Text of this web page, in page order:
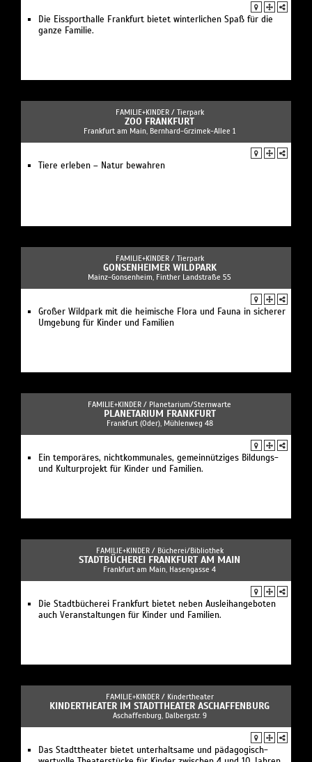
Die Eissporthalle Frankfurt bietet winterlichen Spaß für die
ganze Familie.
FAMILIE+KINDER / Tierpark
ZOO FRANKFURT
Frankfurt am Main, Bernhard-Grzimek-Allee 1
Tiere erleben – Natur bewahren
FAMILIE+KINDER / Tierpark
GONSENHEIMER WILDPARK
Mainz-Gonsenheim, Finther Landstraße 55
Großer Wildpark mit die heimische Flora und Fauna in sicherer
Umgebung für Kinder und Familien
FAMILIE+KINDER / Planetarium/Sternwarte
PLANETARIUM FRANKFURT
Frankfurt (Oder), Mühlenweg 48
Ein temporäres, nichtkommunales, gemeinnütziges Bildungs-
und Kulturprojekt für Kinder und Familien.
FAMILIE+KINDER / Bücherei/Bibliothek
STADTBÜCHEREI FRANKFURT AM MAIN
Frankfurt am Main, Hasengasse 4
Die Stadtbücherei Frankfurt bietet neben Ausleihangeboten
auch Veranstaltungen für Kinder und Familien.
FAMILIE+KINDER / Kindertheater
KINDERTHEATER IM STADTTHEATER ASCHAFFENBURG
Aschaffenburg, Dalbergstr. 9
Das Stadttheater bietet unterhaltsame und pädagogisch-